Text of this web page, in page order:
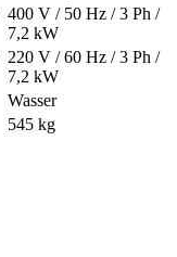
400 V / 50 Hz / 3 Ph /
7,2 kW
220 V / 60 Hz / 3 Ph /
7,2 kW
Wasser
545 kg